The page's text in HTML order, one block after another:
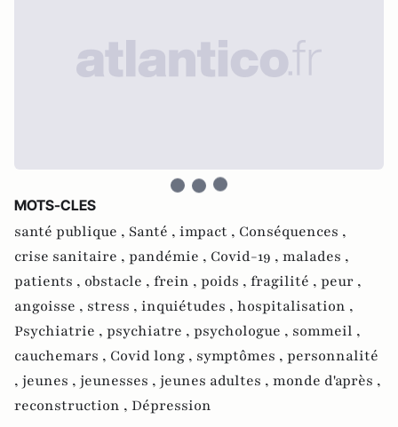
MOTS-CLES
santé publique , Santé , impact , Conséquences ,
crise sanitaire , pandémie , Covid-19 , malades ,
patients , obstacle , frein , poids , fragilité , peur ,
angoisse , stress , inquiétudes , hospitalisation ,
Psychiatrie , psychiatre , psychologue , sommeil ,
cauchemars , Covid long , symptômes , personnalité
, jeunes , jeunesses , jeunes adultes , monde d'après ,
reconstruction , Dépression